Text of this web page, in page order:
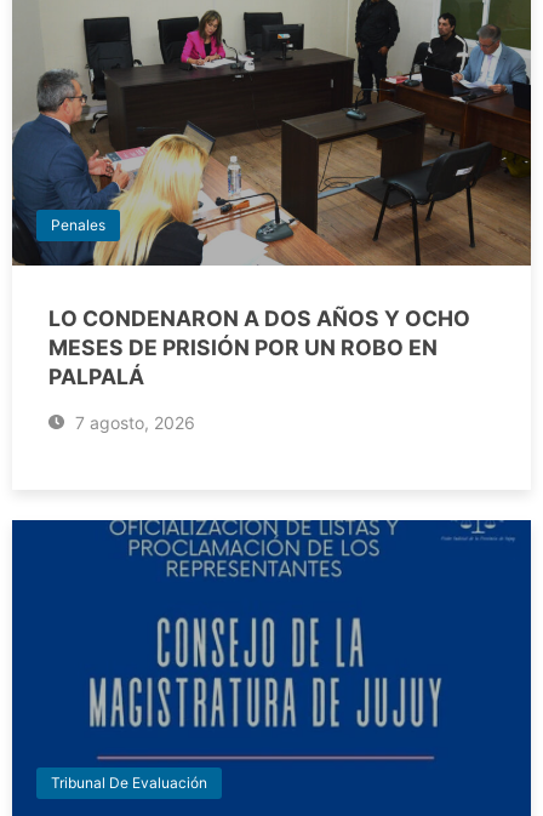
Penales
LO CONDENARON A DOS AÑOS Y OCHO
MESES DE PRISIÓN POR UN ROBO EN
PALPALÁ
7 agosto, 2026
Tribunal De Evaluación